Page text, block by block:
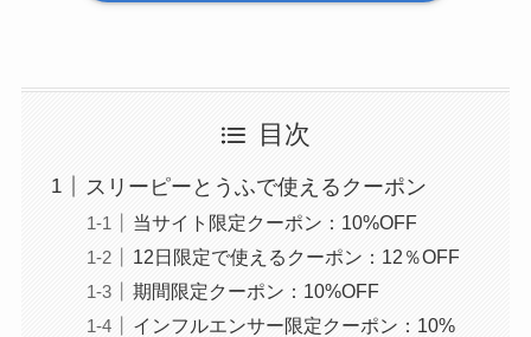
目次
スリーピーとうふで使えるクーポン
当サイト限定クーポン：10%OFF
12日限定で使えるクーポン：12％OFF
期間限定クーポン：10%OFF
インフルエンサー限定クーポン：10%